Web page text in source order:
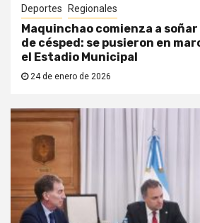
Deportes Regionales
Maquinchao comienza a
de césped: se pusieron en
el Estadio Municipal
24 de enero de 2026